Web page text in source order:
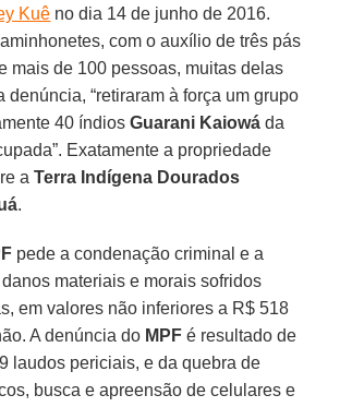
Kuê no dia 14 de junho de 2016.
com o auxílio de três pás
mais de 100 pessoas, muitas delas
denúncia, “retiraram à força um grupo
40 índiosGuarani Kaiowá da
Exatamente a propriedade
aTerra Indígena Dourados
.
pede a condenação criminal e a
materiais e morais sofridos
em valores não inferiores a R$ 518
A denúncia do MPF é resultado de
laudos periciais, e da quebra de
busca e apreensão de celulares e